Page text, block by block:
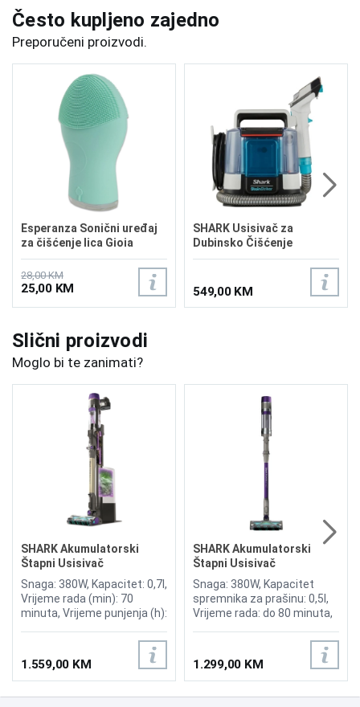
Često kupljeno zajedno
Preporučeni proizvodi.
Esperanza Sonični uređaj
za čišćenje lica Gioia
EBM003T
28,00 KM
25,00 KM
SHARK Usisivač za
Dubinsko Čišćenje
StainStriker PX200EUT
549,00 KM
Slični proizvodi
Moglo bi te zanimati?
SHARK Akumulatorski
Štapni Usisivač
PowerDetect Clean &
Empty IP3251EUT
Snaga: 380W, Kapacitet: 0,7l,
Vrijeme rada (min): 70
minuta, Vrijeme punjenja (h):
DirectionDetect, DirtDetect,
EdgeDetect, FloorDetect,
Reverse Clean tehnologija,
Anti-Allergen Complete Seal
tehnologija, Shark
1.559,00 KM
SHARK Akumulatorski
Štapni Usisivač
PowerDetect IP1251EUT
Snaga: 380W, Kapacitet
spremnika za prašinu: 0,5l,
Vrijeme rada: do 80 minuta,
DirectionDetect, Anti Hair
Wrap Plus, Lagan i bežičan
za udobnost, Učinkovita
filtracija čistog zraka,
Idealno za male prostore
1.299,00 KM